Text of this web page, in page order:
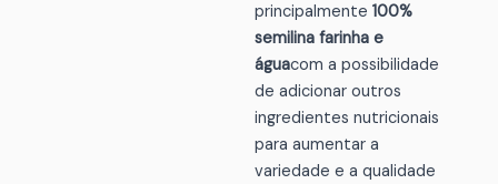
principalmente 100%
semilina farinha e
águacom a possibilidade
de adicionar outros
ingredientes nutricionais
para aumentar a
variedade e a qualidade